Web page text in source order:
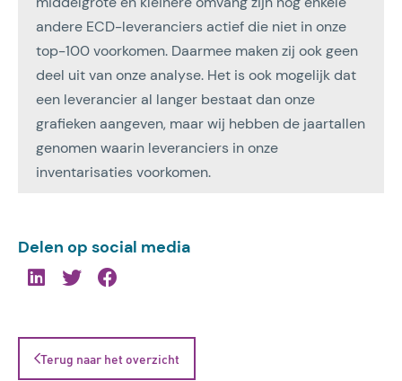
andere ECD-leveranciers actief die niet in onze
top-100 voorkomen. Daarmee maken zij ook geen
deel uit van onze analyse. Het is ook mogelijk dat
een leverancier al langer bestaat dan onze
grafieken aangeven, maar wij hebben de jaartallen
genomen waarin leveranciers in onze
inventarisaties voorkomen.
Delen op social media
Terug naar het overzicht